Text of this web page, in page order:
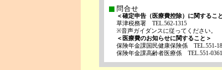
問合せ
＜確定申告（医療費控除）に関するこ
草津税務署 TEL.562-1315
※音声ガイダンスに従ってください。
＜医療費のお知らせに関すること＞
保険年金課国民健康保険係 TEL.551-
保険年金課高齢者医療係 TEL.551-